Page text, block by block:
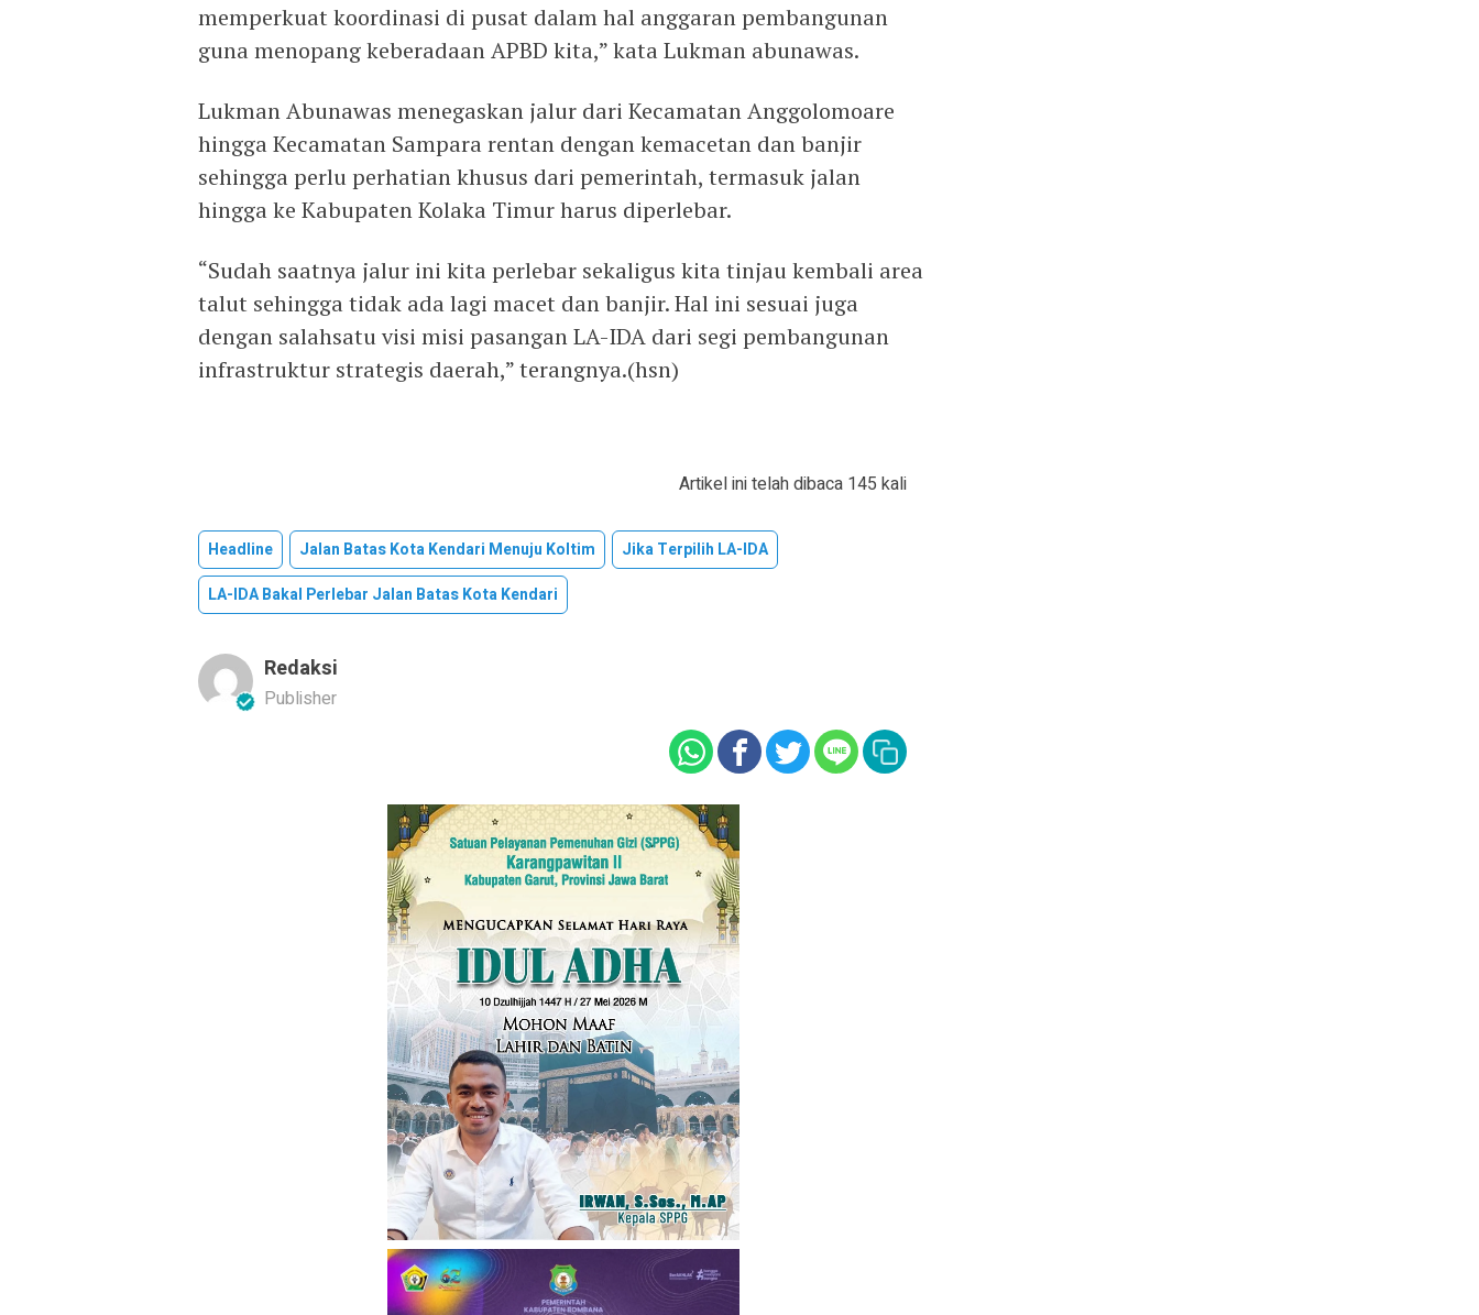
memperkuat koordinasi di pusat dalam hal anggaran pembangunan
guna menopang keberadaan APBD kita,” kata Lukman abunawas.
Lukman Abunawas menegaskan jalur dari Kecamatan Anggolomoare
hingga Kecamatan Sampara rentan dengan kemacetan dan banjir
sehingga perlu perhatian khusus dari pemerintah, termasuk jalan
hingga ke Kabupaten Kolaka Timur harus diperlebar.
“Sudah saatnya jalur ini kita perlebar sekaligus kita tinjau kembali area
talut sehingga tidak ada lagi macet dan banjir. Hal ini sesuai juga
dengan salahsatu visi misi pasangan LA-IDA dari segi pembangunan
infrastruktur strategis daerah,” terangnya.(hsn)
Artikel ini telah dibaca 145 kali
Headline Jalan Batas Kota Kendari Menuju Koltim
Jika Terpilih LA-IDA
LA-IDA Bakal Perlebar Jalan Batas Kota Kendari
Redaksi
Publisher